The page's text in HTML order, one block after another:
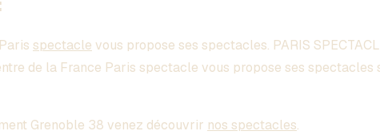
spectacle vous propose ses spectacles. PARIS
de la France Paris spectacle vous propose ses spectacles
Grenoble 38 venez découvrir nos spectacles.